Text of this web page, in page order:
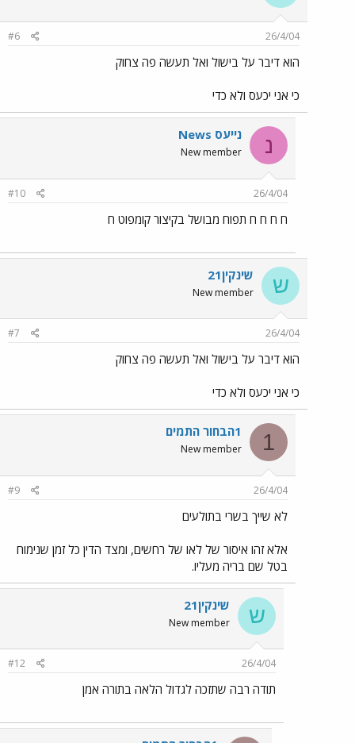
26/4/04
#6
הוא דיבר על בישול ואל תעשה פה צחוק
כי אני יכעס ולא כדי
נ נייעס News
New member
26/4/04
#10
ח ח ח ח תפוח מבושל בקיצור קומפוט ח
ש שינקין21
New member
26/4/04
#7
הוא דיבר על בישול ואל תעשה פה צחוק
כי אני יכעס ולא כדי
1 1הבחור התמים
New member
26/4/04
#9
לא שייך בשרי בתולעים
אלא זהו איסור של לאו של רחשים, ומצד הדין כל זמן שנימוח
בטל שם בריה מעליו.
ש שינקין21
New member
26/4/04
#12
תודה רבה שתזכה לגדול הלאה בתורה אמן